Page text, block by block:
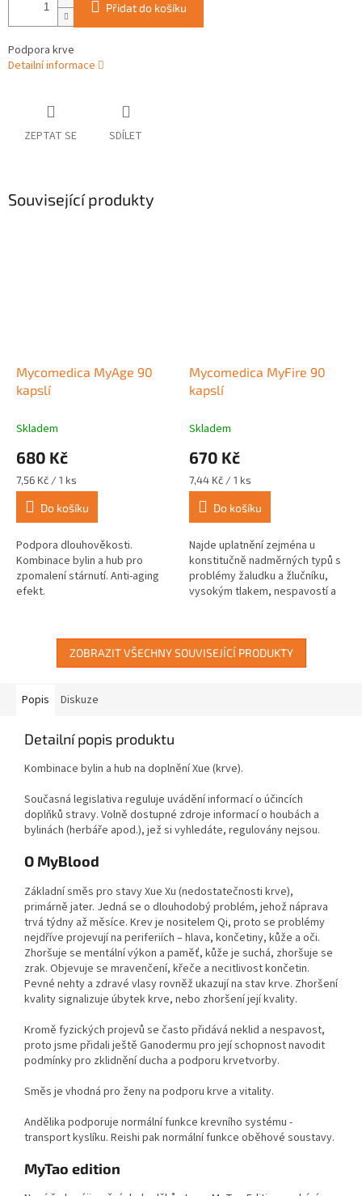
Přidat do košíku
Podpora krve
Detailní informace
ZEPTAT SE SDÍLET
Související produkty
Mycomedica MyAge 90
kapslí
Skladem
680 Kč
Měrná
cena:
7,56 Kč / 1 ks
Do košíku
Podpora dlouhověkosti.
Kombinace bylin a hub pro
zpomalení stárnutí. Anti-aging
efekt.
Mycomedica MyFire 90
kapslí
Skladem
670 Kč
Měrná
cena:
7,44 Kč / 1 ks
Do košíku
Najde uplatnění zejména u
konstitučně nadměrných typů s
problémy žaludku a žlučníku,
vysokým tlakem, nespavostí a
ZOBRAZIT VŠECHNY SOUVISEJÍCÍ PRODUKTY
Popis Diskuze
Detailní popis produktu
Kombinace bylin a hub na doplnění Xue (krve).
Současná legislativa reguluje uvádění informací o účincích
doplňků stravy. Volně dostupné zdroje informací o houbách a
bylinách (herbáře apod.), jež si vyhledáte, regulovány nejsou.
O MyBlood
Základní směs pro stavy Xue Xu (nedostatečnosti krve),
primárně jater. Jedná se o dlouhodobý problém, jehož náprava
trvá týdny až měsíce. Krev je nositelem Qi, proto se problémy
nejdříve projevují na periferiích – hlava, končetiny, kůže a oči.
Zhoršuje se mentální výkon a paměť, kůže je suchá, zhoršuje se
zrak. Objevuje se mravenčení, křeče a necitlivost končetin.
Pevné nehty a zdravé vlasy rovněž ukazují na stav krve. Zhoršení
kvality signalizuje úbytek krve, nebo zhoršení její kvality.
Kromě fyzických projevů se často přidává neklid a nespavost,
proto jsme přidali ještě Ganodermu pro její schopnost navodit
podmínky pro zklidnění ducha a podporu krvetvorby.
Směs je vhodná pro ženy na podporu krve a vitality.
Andělika podporuje normální funkce krevního systému -
transport kyslíku. Reishi pak normální funkce oběhové soustavy.
MyTao edition